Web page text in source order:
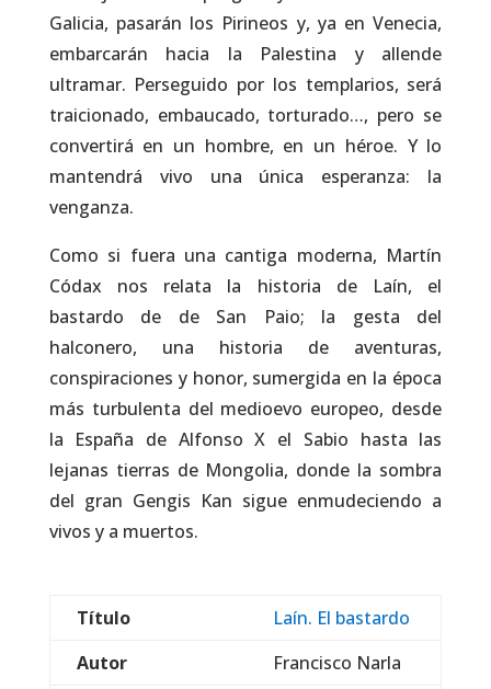
Galicia, pasarán los Pirineos y, ya en Venecia,
embarcarán hacia la Palestina y allende
ultramar. Perseguido por los templarios, será
traicionado, embaucado, torturado…, pero se
convertirá en un hombre, en un héroe. Y lo
mantendrá vivo una única esperanza: la
venganza.
Como si fuera una cantiga moderna, Martín
Códax nos relata la historia de Laín, el
bastardo de de San Paio; la gesta del
halconero, una historia de aventuras,
conspiraciones y honor, sumergida en la época
más turbulenta del medioevo europeo, desde
la España de Alfonso X el Sabio hasta las
lejanas tierras de Mongolia, donde la sombra
del gran Gengis Kan sigue enmudeciendo a
vivos y a muertos.
Título
Laín. El bastardo
Autor
Francisco Narla